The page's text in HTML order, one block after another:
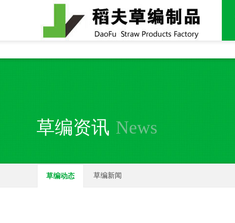
全国统一24小时销售电话：15937370357
草编资讯 News
草编动态 草编新闻